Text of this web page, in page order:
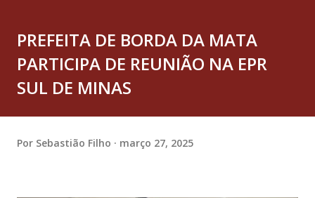
PREFEITA DE BORDA DA MATA
PARTICIPA DE REUNIÃO NA EPR
SUL DE MINAS
Por Sebastião Filho março 27, 2025